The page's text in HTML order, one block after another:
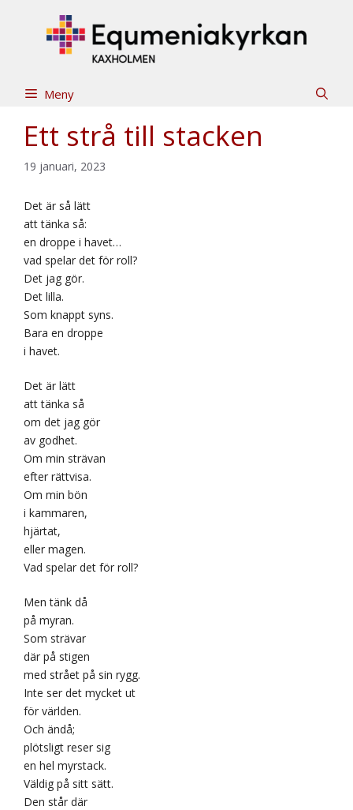
Meny
Ett strå till stacken
19 januari, 2023
Det är så lätt
att tänka så:
en droppe i havet…
vad spelar det för roll?
Det jag gör.
Det lilla.
Som knappt syns.
Bara en droppe
i havet.
Det är lätt
att tänka så
om det jag gör
av godhet.
Om min strävan
efter rättvisa.
Om min bön
i kammaren,
hjärtat,
eller magen.
Vad spelar det för roll?
Men tänk då
på myran.
Som strävar
där på stigen
med strået på sin rygg.
Inte ser det mycket ut
för världen.
Och ändå;
plötsligt reser sig
en hel myrstack.
Väldig på sitt sätt.
Den står där